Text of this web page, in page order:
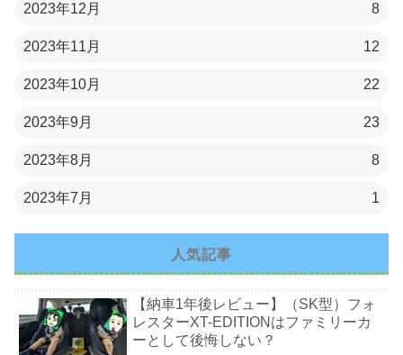
2023年12月 8
2023年11月 12
2023年10月 22
2023年9月 23
2023年8月 8
2023年7月 1
人気記事
【納車1年後レビュー】（SK型）フォ
レスターXT-EDITIONはファミリーカ
ーとして後悔しない？